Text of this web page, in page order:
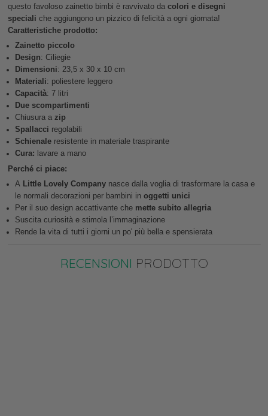
questo favoloso zainetto bimbi è ravvivato da colori e disegni
speciali che aggiungono un pizzico di felicità a ogni giornata!
Caratteristiche prodotto:
Zainetto piccolo
Design: Ciliegie
Dimensioni: 23,5 x 30 x 10 cm
Materiali: poliestere leggero
Capacità: 7 litri
Due scompartimenti
Chiusura azip
Spallacci regolabili
Schienale resistente in materiale traspirante
Cura: lavare a mano
Perché ci piace:
A Little Lovely Companynasce dalla voglia di trasformare la casa e
le normali decorazioni per bambini in oggetti unici
Per il suo design accattivante che mette subito allegria
Suscita curiosità e stimola l’immaginazione
Rende la vita di tutti i giorni un po' più bella e spensierata
RECENSIONI PRODOTTO